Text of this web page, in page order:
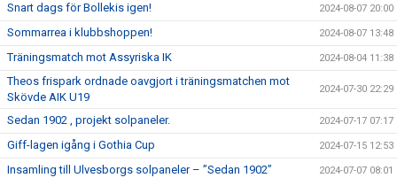
Snart dags för Bollekis igen! 2024-08-07 20:00
Sommarrea i klubbshoppen! 2024-08-07 13:48
Träningsmatch mot Assyriska IK 2024-08-04 11:38
Theos frispark ordnade oavgjort i träningsmatchen mot
Skövde AIK U19
2024-07-30 22:29
Sedan 1902 , projekt solpaneler. 2024-07-17 07:17
Giff-lagen igång i Gothia Cup 2024-07-15 12:53
Insamling till Ulvesborgs solpaneler – ”Sedan 1902” 2024-07-07 08:01